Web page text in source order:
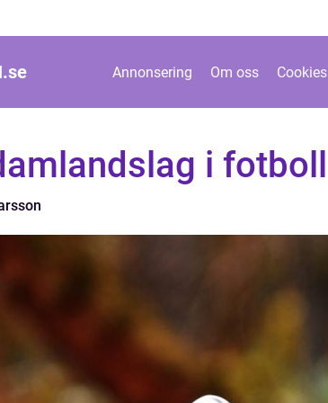
se Annonsering Om oss Cookies
i fotboll